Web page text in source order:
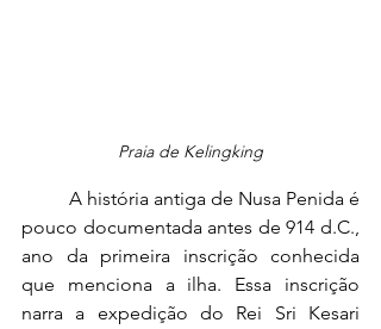
Praia de Kelingking
pouco documentada antes de 914 d.C.,
ano da primeira inscrição conhecida
que menciona a ilha. Essa inscrição
narra a expedição do Rei Sri Kesari